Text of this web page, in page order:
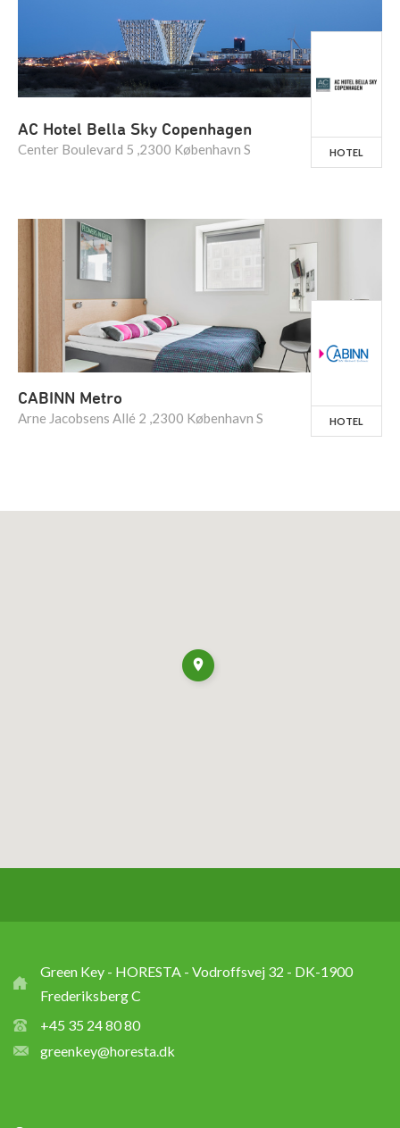
AC Hotel Bella Sky Copenhagen
Center Boulevard 5 ,2300 København S HOTEL
CABINN Metro
Arne Jacobsens Allé 2 ,2300 København S HOTEL
Green Key - HORESTA - Vodroffsvej 32 - DK-1900
Frederiksberg C
+45 35 24 80 80
greenkey@horesta.dk